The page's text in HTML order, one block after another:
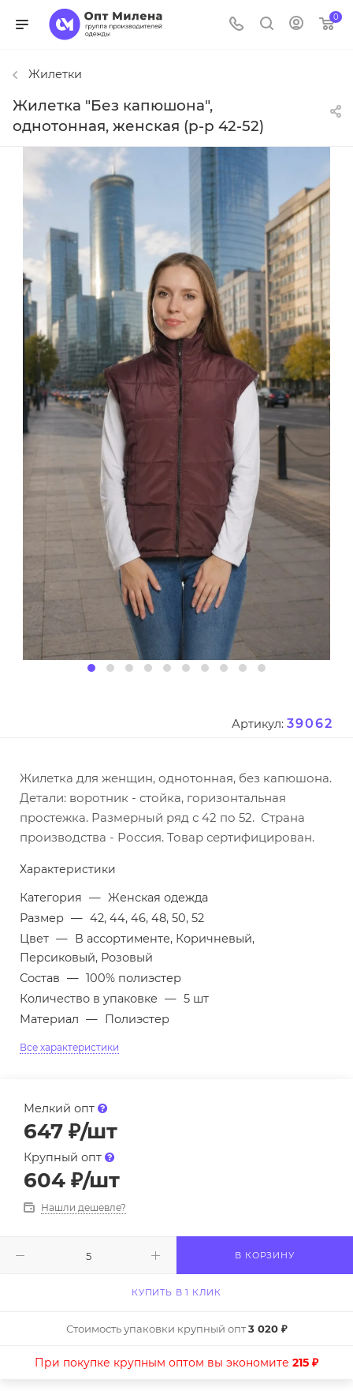
0
Жилетки
Жилетка "Без капюшона",
однотонная, женская (р-р 42-52)
Артикул: 39062
Жилетка для женщин, однотонная, без капюшона.
Детали: воротник - стойка, горизонтальная
простежка. Размерный ряд с 42 по 52. Страна
производства - Россия. Товар сертифицирован.
Характеристики
Категория — Женская одежда
Размер — 42, 44, 46, 48, 50, 52
Цвет — В ассортименте, Коричневый,
Персиковый, Розовый
Состав — 100% полиэстер
Количество в упаковке — 5 шт
Материал — Полиэстер
Все характеристики
Мелкий опт
647 ₽/шт
Крупный опт
604 ₽/шт
Нашли дешевле?
В КОРЗИНУ
КУПИТЬ В 1 КЛИК
Стоимость упаковки крупный опт3 020 ₽
При покупке крупным оптом вы экономите 215 ₽